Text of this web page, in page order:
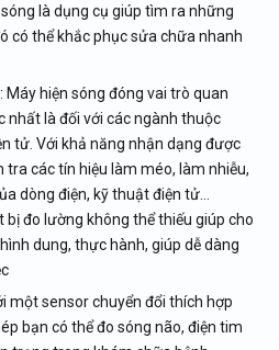
là dụng cụ giúp tìm ra những
có thể khắc phục sửa chữa nhanh
: Máy hiện sóng đóng vai trò quan
nhất là đối với các ngành thuộc
tử. Với khả năng nhận dạng được
tra các tín hiệu làm méo, làm nhiễu,
dòng điện, kỹ thuật điện tử…
đo lường không thể thiếu giúp cho
dung, thực hành, giúp dễ dàng
một sensor chuyển đổi thích hợp
bạn có thể đo sóng não, điện tim